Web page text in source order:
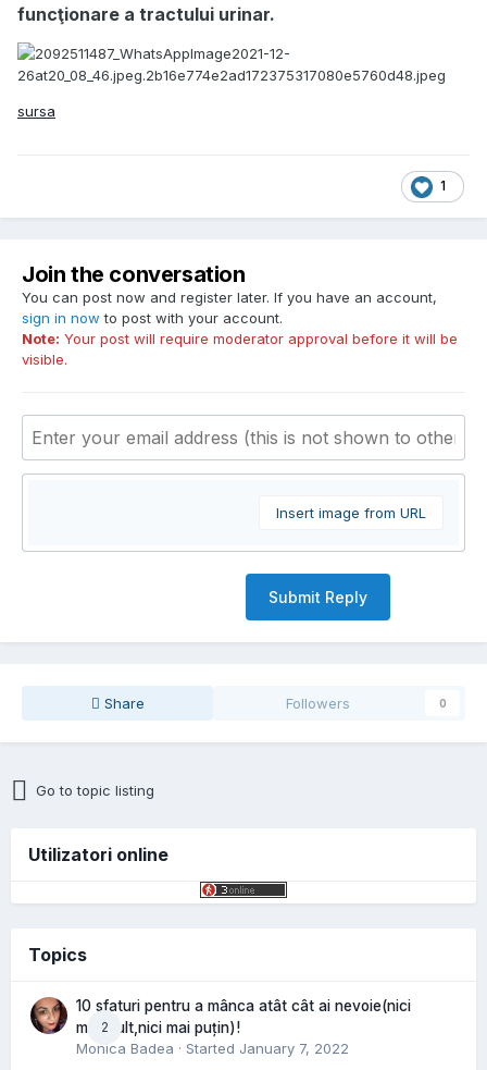
funcţionare a tractului urinar.
sursa
1
Join the conversation
You can post now and register later. If you have an account,
sign in now to post with your account.
Note: Your post will require moderator approval before it will be
visible.
Insert image from URL
Submit Reply
Share Followers 0
Go to topic listing
Utilizatori online
Topics
2
10 sfaturi pentru a mânca atât cât ai nevoie(nici
mai mult,nici mai puțin)!
Monica Badea · Started January 7, 2022